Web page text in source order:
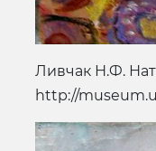
Ливчак Н.Ф.
http://